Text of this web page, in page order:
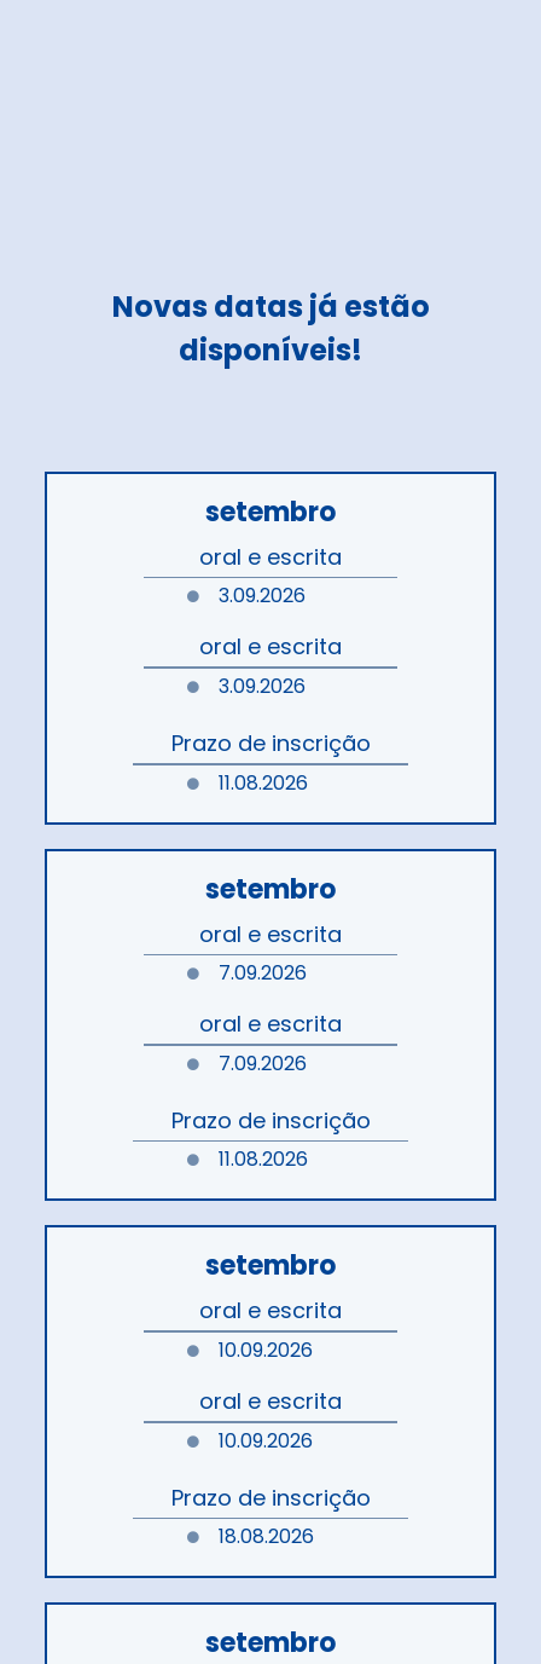
Novas datas já estão
disponíveis!
setembro
oral e escrita
3.09.2026
oral e escrita
3.09.2026
Prazo de inscrição
11.08.2026
setembro
oral e escrita
7.09.2026
oral e escrita
7.09.2026
Prazo de inscrição
11.08.2026
setembro
oral e escrita
10.09.2026
oral e escrita
10.09.2026
Prazo de inscrição
18.08.2026
setembro